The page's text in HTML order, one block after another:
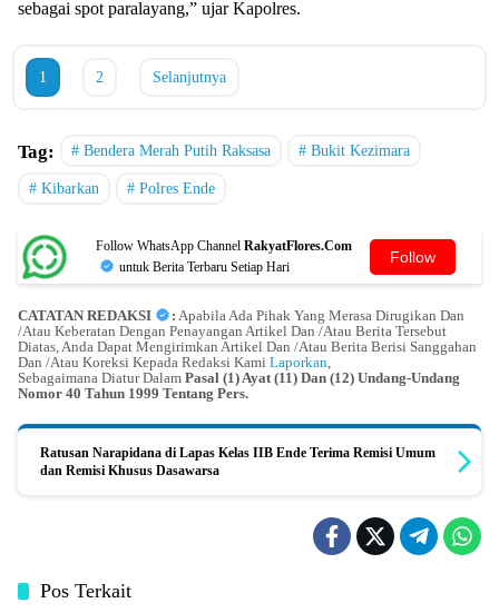
sebagai spot paralayang,” ujar Kapolres.
1 2 Selanjutnya
Tag: Bendera Merah Putih Raksasa Bukit Kezimara
Kibarkan Polres Ende
Follow WhatsApp Channel RakyatFlores.Com
untuk Berita Terbaru Setiap Hari
Follow
CATATAN REDAKSI : Apabila Ada Pihak Yang Merasa Dirugikan Dan
/Atau Keberatan Dengan Penayangan Artikel Dan /Atau Berita Tersebut
Diatas, Anda Dapat Mengirimkan Artikel Dan /Atau Berita Berisi Sanggahan
Dan /Atau Koreksi Kepada Redaksi Kami Laporkan,
Sebagaimana Diatur Dalam Pasal (1) Ayat (11) Dan (12) Undang-Undang
Nomor 40 Tahun 1999 Tentang Pers.
Ratusan Narapidana di Lapas Kelas IIB Ende Terima Remisi Umum
dan Remisi Khusus Dasawarsa
Pos Terkait